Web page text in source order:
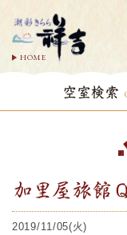
HOME
空室検索
加里屋旅館
2019/11/05(火)